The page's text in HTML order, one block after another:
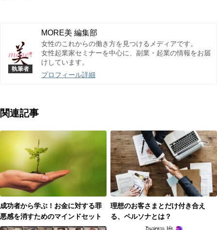
MORE美 編集部
女性のこれからの働き方を見つけるメディアです。
女性起業家セミナーを中心に、副業・起業の情報をお届
けしています。
プロフィール詳細
関連記事
成功者から学ぶ！お金に対する罪
悪感を消すためのマインドセット
理想のお客さまとだけ付き合え
る、ペルソナとは？